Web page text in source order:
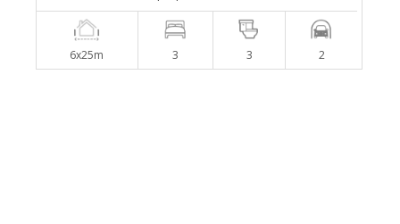
6x25m 3 3 2